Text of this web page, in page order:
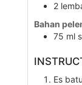
2
Bahan
75 ml
Es